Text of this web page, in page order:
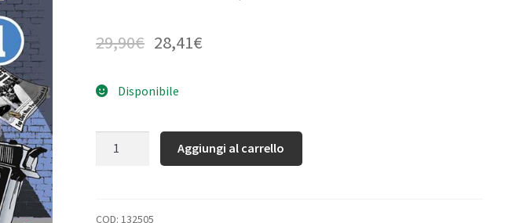
29,90€ 28,41€
Disponibile
Aggiungi al carrello
COD: 132505